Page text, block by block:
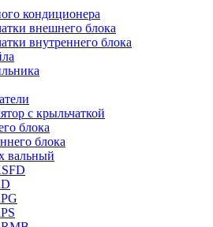
кондиционера
внешнего блока
внутреннего блока
с крыльчаткой
блока
блока
вальный